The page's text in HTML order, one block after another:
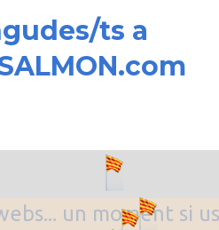
ts a
un moment si us